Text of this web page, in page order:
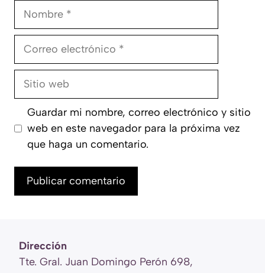
Nombre
Correo
Sitio
Guardar mi nombre, correo electrónico y sitio
web en este navegador para la próxima vez
que haga un comentario.
Dirección
Tte. Gral. Juan Domingo Perón 698,